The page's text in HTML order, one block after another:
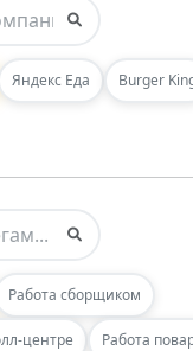
Яндекс Еда Burger
Работа сборщиком
центре Работа